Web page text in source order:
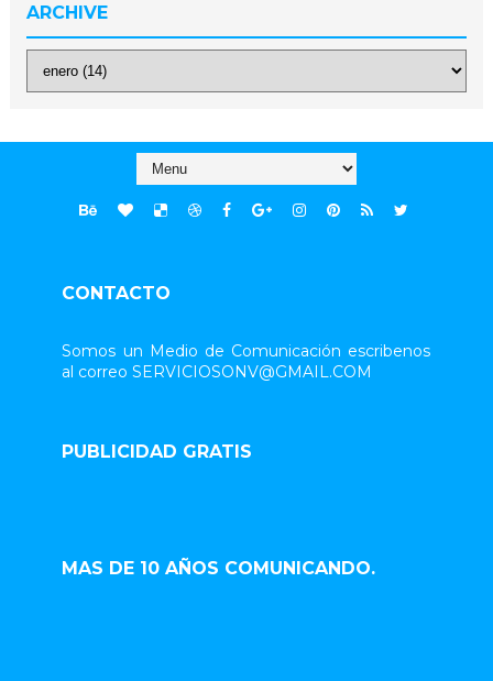
ARCHIVE
CONTACTO
Somos un Medio de Comunicación escribenos
al correo SERVICIOSONV@GMAIL.COM
PUBLICIDAD GRATIS
MAS DE 10 AÑOS COMUNICANDO.